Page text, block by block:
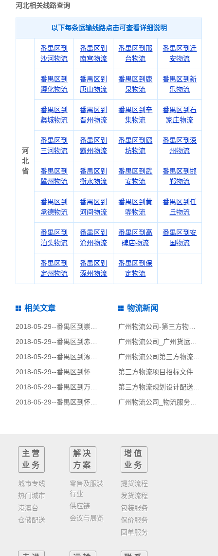
河北相关线路查询
以下每条运输线路点击可查看详细说明
河
北
省
番禺区到
沙河物流
番禺区到
南宫物流
番禺区到邢
台物流
番禺区到迁
安物流
番禺区到
遵化物流
番禺区到
唐山物流
番禺区到鹿
泉物流
番禺区到新
乐物流
番禺区到
藁城物流
番禺区到
晋州物流
番禺区到辛
集物流
番禺区到石
家庄物流
番禺区到
三河物流
番禺区到
霸州物流
番禺区到廊
坊物流
番禺区到深
州物流
番禺区到
冀州物流
番禺区到
衡水物流
番禺区到武
安物流
番禺区到邯
郸物流
番禺区到
承德物流
番禺区到
河间物流
番禺区到黄
骅物流
番禺区到任
丘物流
番禺区到
泊头物流
番禺区到
沧州物流
番禺区到高
碑店物流
番禺区到安
国物流
番禺区到
定州物流
番禺区到
涿州物流
番禺区到保
定物流
相关文章
2018-05-29--番禺区到崇礼县物流公司|番禺区到崇礼县货运公司
2018-05-29--番禺区到赤城县物流公司|番禺区到赤城县货运公司
2018-05-29--番禺区到涿鹿县物流公司|番禺区到涿鹿县货运公司
2018-05-29--番禺区到怀来县物流公司|番禺区到怀来县货运公司
2018-05-29--番禺区到万全县物流公司|番禺区到万全县货运公司
2018-05-29--番禺区到怀安县物流公司|番禺区到怀安县货运公司
物流新闻
广州物流公司-第三方物流运输概论
广州物流公司_广州货运公司_第三方物流服务风险识别
广州物流公司第三方物流项目后评价的概念
第三方物流项目招标文件编制_广州物流公司鑫富物流
第三方物流规划设计配送作业流程-广州物流公司
广州物流公司_物流服务持续改进的意义!
主营
业务
城市专线
热门城市
港澳台
仓储配送
解决
方案
零售及服装
行业
供应链
会议与展览
增值
业务
提货流程
发货流程
包装服务
保价服务
回单服务